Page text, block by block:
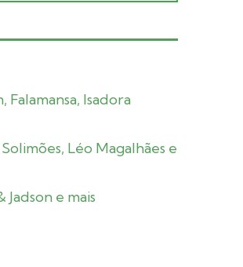
Isadora
Léo Magalhães e
e mais